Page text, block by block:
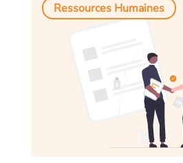
Ressources Humaines